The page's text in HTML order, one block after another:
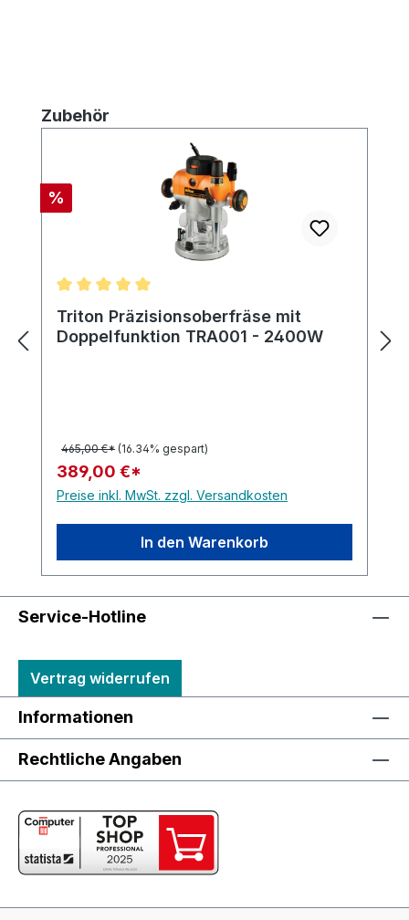
Produktgalerie überspringen
Zubehör
Rabatt
%
Durchschnittliche Bewertung von 5 von 5 Sternen
Triton Präzisionsoberfräse mit
Doppelfunktion TRA001 - 2400W
465,00 €* (16.34% gespart)
389,00 €*
Preise inkl. MwSt. zzgl. Versandkosten
In den Warenkorb
Service-Hotline
Vertrag widerrufen
Informationen
Rechtliche Angaben